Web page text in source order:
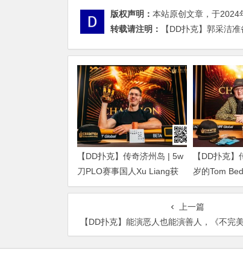
版权声明： 本站原创文章，于2024
转载请注明：
【DD扑克】郭采洁
【DD扑克】传奇济州岛 | 5w
刀PLO赛事国人Xu Liang获
得第4名，匈牙利Gergo
【DD扑克
岁的Tom
事冠军，国
亚军
上一篇
【DD扑克】能演恶人也能演善人，《不完美的她》金士杰诠释